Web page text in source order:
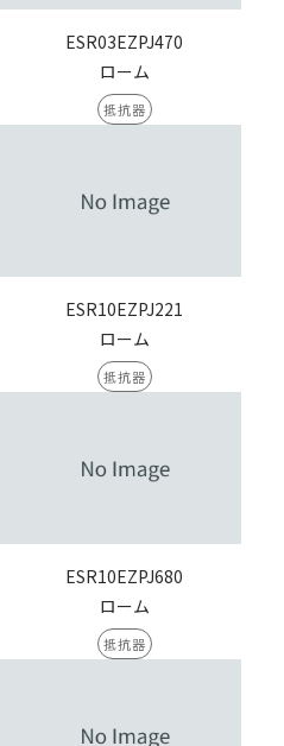
ESR03EZPJ470
ローム
抵抗器
ESR10EZPJ221
ローム
抵抗器
ESR10EZPJ680
ローム
抵抗器